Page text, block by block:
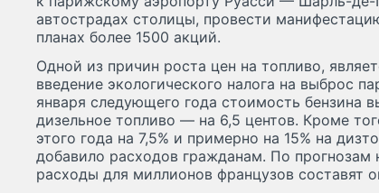
автострадах столицы, провести
планах более 1500 акций.
Одной из причин роста цен на топливо,
введение экологического налога на выброс
января следующего года стоимость бензина
дизельное топливо — на 6,5 центов. Кроме
этого года на 7,5% и примерно на 15% на
добавило расходов гражданам. По прогнозам
расходы для миллионов французов составят